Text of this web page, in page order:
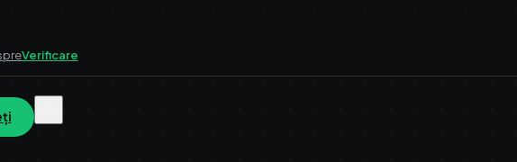
Verificare